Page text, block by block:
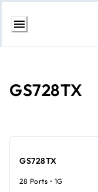
Ir
GS728TX
GS728TX
28 Ports • 1G